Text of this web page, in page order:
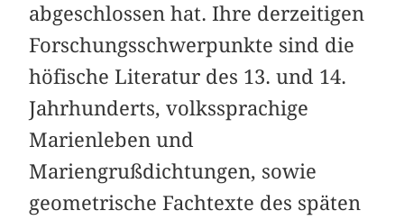
abgeschlossen hat. Ihre derzeitigen
Forschungsschwerpunkte sind die
höfische Literatur des 13. und 14.
Jahrhunderts, volkssprachige
Marienleben und
Mariengrußdichtungen, sowie
geometrische Fachtexte des späten